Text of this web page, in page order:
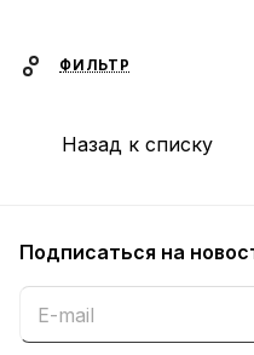
эффективного
ФИЛЬТР
Назад к списку
Подписаться на